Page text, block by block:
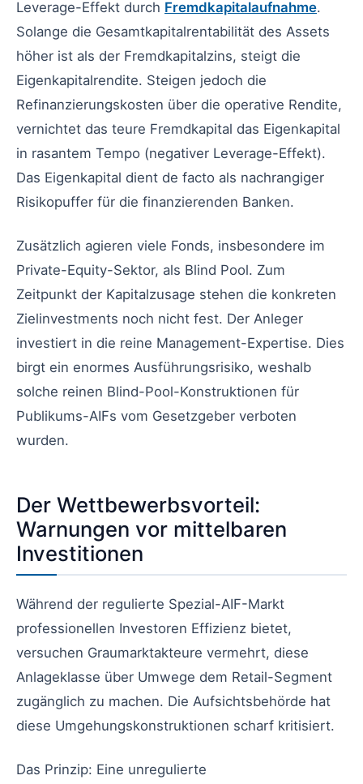
Leverage-Effekt durch Fremdkapitalaufnahme.
Solange die Gesamtkapitalrentabilität des Assets
höher ist als der Fremdkapitalzins, steigt die
Eigenkapitalrendite. Steigen jedoch die
Refinanzierungskosten über die operative Rendite,
vernichtet das teure Fremdkapital das Eigenkapital
in rasantem Tempo (negativer Leverage-Effekt).
Das Eigenkapital dient de facto als nachrangiger
Risikopuffer für die finanzierenden Banken.
Zusätzlich agieren viele Fonds, insbesondere im
Private-Equity-Sektor, als Blind Pool. Zum
Zeitpunkt der Kapitalzusage stehen die konkreten
Zielinvestments noch nicht fest. Der Anleger
investiert in die reine Management-Expertise. Dies
birgt ein enormes Ausführungsrisiko, weshalb
solche reinen Blind-Pool-Konstruktionen für
Publikums-AIFs vom Gesetzgeber verboten
wurden.
Der Wettbewerbsvorteil:
Warnungen vor mittelbaren
Investitionen
Während der regulierte Spezial-AIF-Markt
professionellen Investoren Effizienz bietet,
versuchen Graumarktakteure vermehrt, diese
Anlageklasse über Umwege dem Retail-Segment
zugänglich zu machen. Die Aufsichtsbehörde hat
diese Umgehungskonstruktionen scharf kritisiert.
Das Prinzip: Eine unregulierte